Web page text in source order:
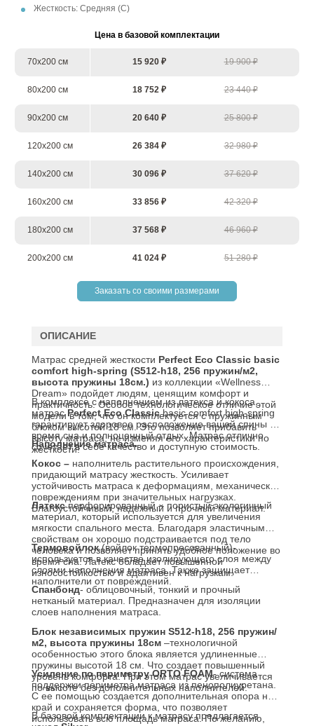
Жесткость: Средняя (С)
Цена в базовой комплектации
70х200 см 15 920 ₽ 19 900 ₽
80х200 см 18 752 ₽ 23 440 ₽
90х200 см 20 640 ₽ 25 800 ₽
120х200 см 26 384 ₽ 32 980 ₽
140х200 см 30 096 ₽ 37 620 ₽
160х200 см 33 856 ₽ 42 320 ₽
180х200 см 37 568 ₽ 46 960 ₽
200х200 см 41 024 ₽ 51 280 ₽
Заказать со своими размерами
ОПИСАНИЕ
Матрас средней жесткости Perfect Eco Classic basic
comfort high-spring (S512-h18, 256 пружин/м2,
высота пружины 18см.) из коллекции «Wellness
Dream» подойдет людям, ценящим комфорт и
практичность. Особое технологическое отличие этой
модели в том, что он комплектуется с пружинным
блоком высотой 18 см. Это позволяет прибавить
высоту матраса, не изменяя его характеристики по
жесткости!
В комплексе с наполнением из латекса и кокоса,
матрас Perfect Eco Classicbasic comfort high-spring
гарантирует здоровое расположение вашей спины во
время сна и полноценный отдых. Матрас отлично
сочетает в себе качество и доступную стоимость.
Наполнение матраса.
Кокос – наполнитель растительного происхождения,
придающий матрасу жесткость. Усиливает
устойчивость матраса к деформациям, механическим
повреждениям при значительных нагрузках.
Влагоустойчивый, надежный и прочный материал.
Латексперфорированный – пористый экологичный
материал, который используется для увеличения
мягкости спального места. Благодаря эластичным
свойствам он хорошо подстраивается под тело
человека и позволяет принять удобное положение во
время сна. Латекс обладает повышенной
износостойкостью и адаптивен к нагрузкам.
Термовойлок(войлок термопресованный)-
используется в качестве изолирующего слоя между
слоями наполнения матраса. Также защищает
наполнители от повреждений.
Спанбонд- облицовочный, тонкий и прочный
нетканый материал. Предназначен для изоляции
слоев наполнения матраса.
Блок независимых пружин S512-h18, 256 пружин/
м2, высота пружины 18см –технологичной
особенностью этого блока является удлиненные
пружины высотой 18 см. Что создает повышенный
уровень комфорта. При этом матрас увеличивается
по высоте без дополнительных наполнителей.
Усиление по периметру ORTO FOAM- система
поддержки периметра матраса из пенополиуретана.
С ее помощью создается дополнительная опора на
край и сохраняется форма, что позволяет
использовать всю площадь матраса. По желанию,
В базовой комплектации к матрасу предлагается